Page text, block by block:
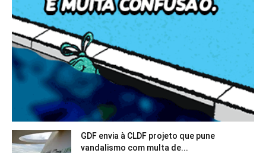
GDF envia à CLDF projeto que pune
vandalismo com multa de...